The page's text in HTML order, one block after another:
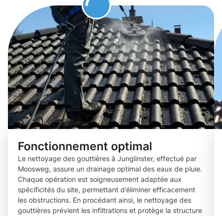
Fonctionnement optimal
Le nettoyage des gouttières à Junglinster, effectué par
Moosweg, assure un drainage optimal des eaux de pluie.
Chaque opération est soigneusement adaptée aux
spécificités du site, permettant d’éliminer efficacement
les obstructions. En procédant ainsi, le nettoyage des
gouttières prévient les infiltrations et protège la structure